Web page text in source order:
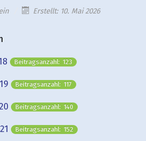
Erstellt: 10. Mai 2026
Beitragsanzahl: 123
Beitragsanzahl: 117
Beitragsanzahl: 140
Beitragsanzahl: 152